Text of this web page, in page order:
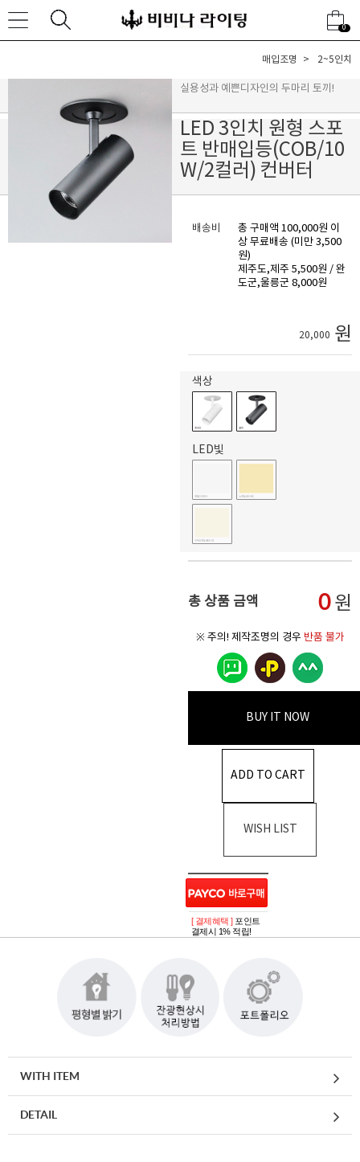
0
매입조명 2~5인치
실용성과 예쁜디자인의 두마리 토끼!
LED 3인치 원형 스포
트 반매입등(COB/10
W/2컬러) 컨버터
배송비
총 구매액 100,000원 이
상 무료배송 (미만 3,500
원)
제주도,제주 5,500원 / 완
도군,울릉군 8,000원
20,000 원
색상
LED빛
총 상품 금액 0원
※ 주의! 제작조명의 경우 반품 불가
BUY IT NOW
ADD TO CART
WISH LIST
[ 결제혜택 ] 포인트
결제시 1% 적립!
WITH ITEM
DETAIL